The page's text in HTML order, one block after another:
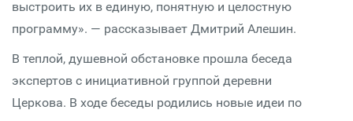
выстроить их в единую, понятную и целостную
программу». — рассказывает Дмитрий Алешин.
В теплой, душевной обстановке прошла беседа
экспертов с инициативной группой деревни
Церкова. В ходе беседы родились новые идеи по